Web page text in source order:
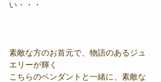
い・・・
素敵な方のお首元で、物語のあるジュ
エリーが輝く
こちらのペンダントと一緒に、素敵な